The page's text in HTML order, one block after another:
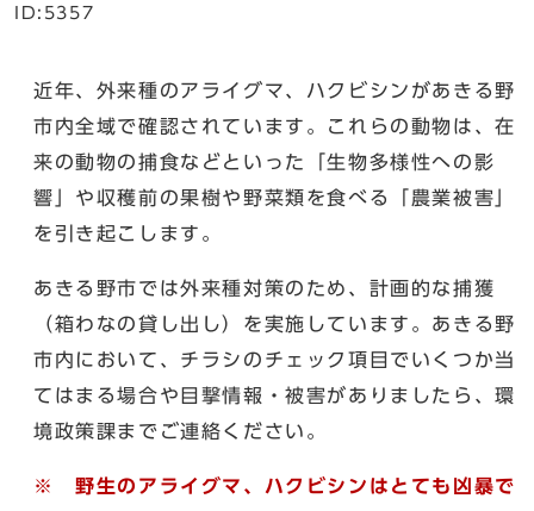
ID:5357
近年、外来種のアライグマ、ハクビシンがあきる野
市内全域で確認されています。これらの動物は、在
来の動物の捕食などといった「生物多様性への影
響」や収穫前の果樹や野菜類を食べる「農業被害」
を引き起こします。
あきる野市では外来種対策のため、計画的な捕獲
（箱わなの貸し出し）を実施しています。あきる野
市内において、チラシのチェック項目でいくつか当
てはまる場合や目撃情報・被害がありましたら、環
境政策課までご連絡ください。
※ 野生のアライグマ、ハクビシンはとても凶暴で